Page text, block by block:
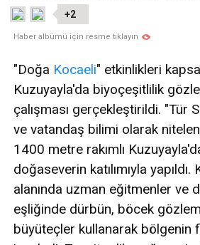
+2
Haber albümü için resme tıklayın
"Doğa Kocaeli" etkinlikleri
Kuzuyayla'da biyoçeşitlilik
çalışması gerçekleştirildi. "Tür
ve vatandaş bilimi olarak
1400 metre rakımlı
doğaseverin katılımıyla yapıldı.
alanında uzman eğitmenler ve
eşliğinde dürbün, böcek
büyüteçler kullanarak bölgenin